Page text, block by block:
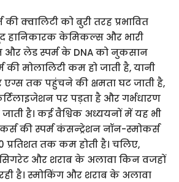
क्वालिटी को बुरी तरह प्रभावित
हानिकारक केमिकल्स और भारी
लेड स्पर्म के DNA को नुकसान
की मोलालिटी कम हो जाती है, यानी
तक पहुंचने की क्षमता घट जाती है,
पर पड़ता है और गर्भधारण
है। कई वैश्विक अध्ययनों में यह भी
की स्पर्म कंसन्ट्रेशन नॉन-स्मोकर्स
प्रतिशत तक कम होती है। चलिए,
और शराब के अलावा किन वजहों
है। स्मोकिंग और शराब के अलावा